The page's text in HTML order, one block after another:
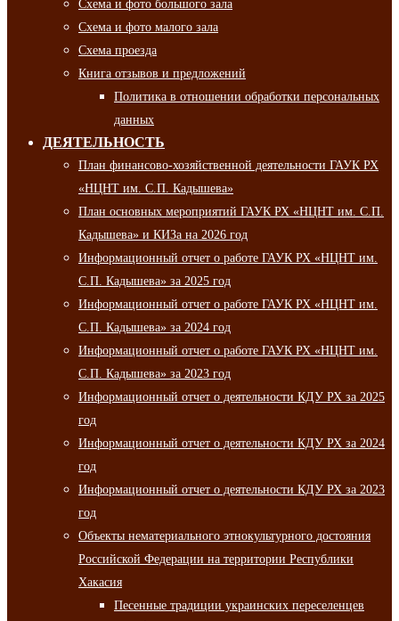
Схема и фото большого зала
Схема и фото малого зала
Схема проезда
Книга отзывов и предложений
Политика в отношении обработки персональных
данных
ДЕЯТЕЛЬНОСТЬ
План финансово-хозяйственной деятельности ГАУК РХ
«НЦНТ им. С.П. Кадышева»
План основных мероприятий ГАУК РХ «НЦНТ им. С.П.
Кадышева» и КИЗа на 2026 год
Информационный отчет о работе ГАУК РХ «НЦНТ им.
С.П. Кадышева» за 2025 год
Информационный отчет о работе ГАУК РХ «НЦНТ им.
С.П. Кадышева» за 2024 год
Информационный отчет о работе ГАУК РХ «НЦНТ им.
С.П. Кадышева» за 2023 год
Информационный отчет о деятельности КДУ РХ за 2025
год
Информационный отчет о деятельности КДУ РХ за 2024
год
Информационный отчет о деятельности КДУ РХ за 2023
год
Объекты нематериального этнокультурного достояния
Российской Федерации на территории Республики
Хакасия
Песенные традиции украинских переселенцев